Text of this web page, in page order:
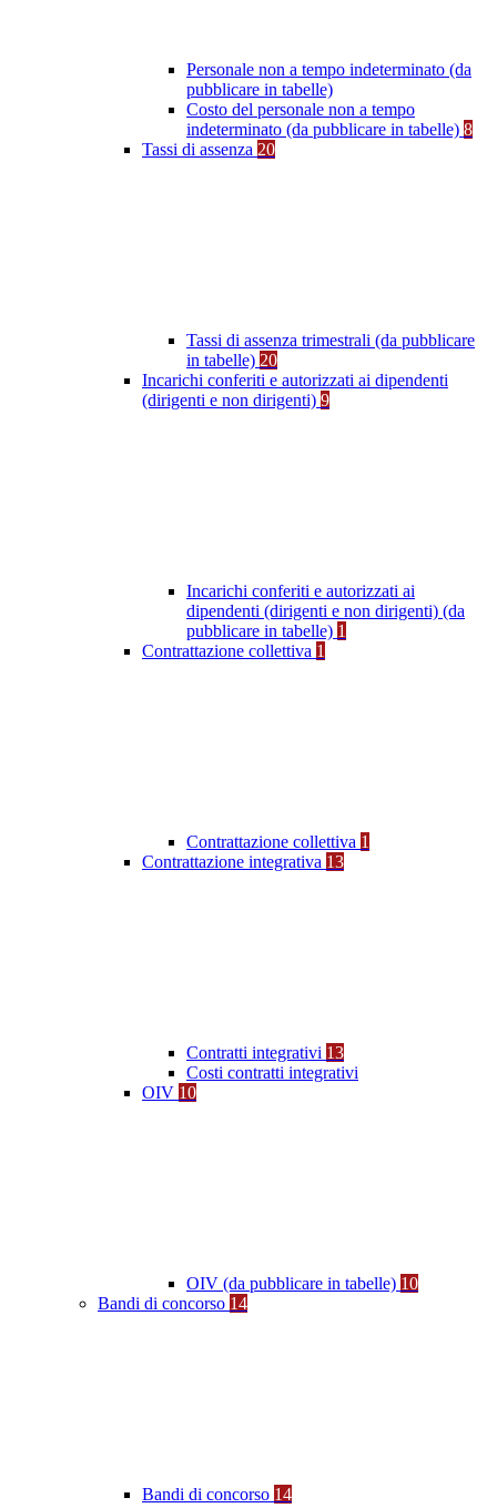
Personale non a tempo indeterminato (da
pubblicare in tabelle)
Costo del personale non a tempo
indeterminato (da pubblicare in tabelle) 8
Tassi di assenza 20
Tassi di assenza trimestrali (da pubblicare
in tabelle) 20
Incarichi conferiti e autorizzati ai dipendenti
(dirigenti e non dirigenti) 9
Incarichi conferiti e autorizzati ai
dipendenti (dirigenti e non dirigenti) (da
pubblicare in tabelle) 1
Contrattazione collettiva 1
Contrattazione collettiva 1
Contrattazione integrativa 13
Contratti integrativi 13
Costi contratti integrativi
OIV 10
OIV (da pubblicare in tabelle) 10
Bandi di concorso 14
Bandi di concorso 14